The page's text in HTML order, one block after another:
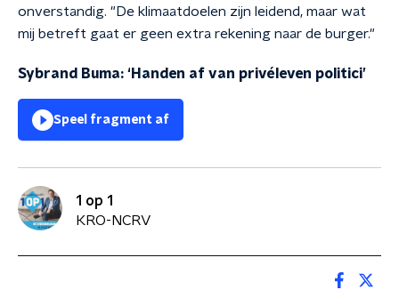
onverstandig. "De klimaatdoelen zijn leidend, maar wat
mij betreft gaat er geen extra rekening naar de burger."
Sybrand Buma: ‘Handen af van privéleven politici’
Speel fragment af
1 op 1
KRO-NCRV